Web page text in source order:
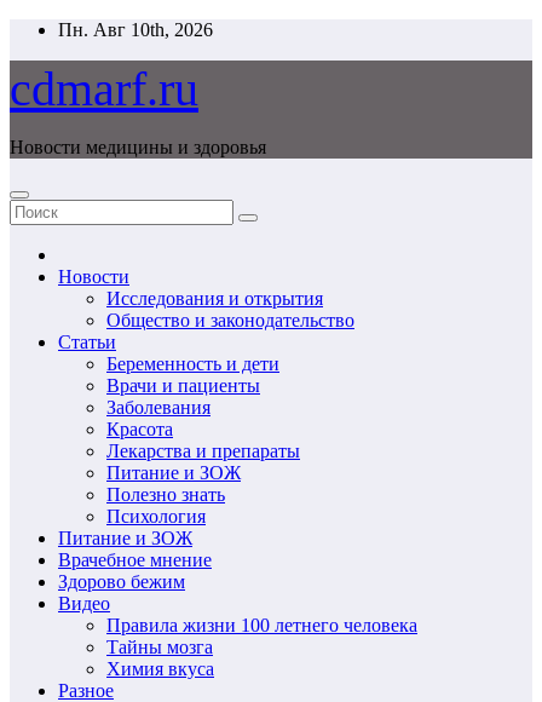
Перейти
содержимому
Пн. Авг 10th, 2026
cdmarf.ru
Новости медицины и здоровья
Новости
Исследования и открытия
Общество и законодательство
Статьи
Беременность и дети
Врачи и пациенты
Заболевания
Красота
Лекарства и препараты
Питание и ЗОЖ
Полезно знать
Психология
Питание и ЗОЖ
Врачебное мнение
Здорово бежим
Видео
Правила жизни 100 летнего человека
Тайны мозга
Химия вкуса
Разное